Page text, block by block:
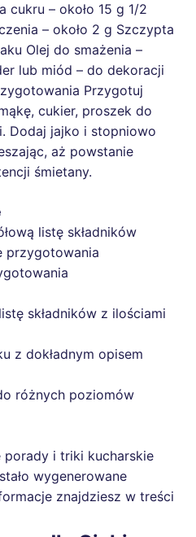
cukru – około 15 g 1/2
– około 2 g Szczypta
Olej do smażenia –
lub miód – do dekoracji
Przygotuj
cukier, proszek do
Dodaj jajko i stopniowo
aż powstanie
śmietany.
listę składników
przygotowania
listę składników z ilościami
z dokładnym opisem
różnych poziomów
porady i triki kucharskie
wygenerowane
znajdziesz w treści